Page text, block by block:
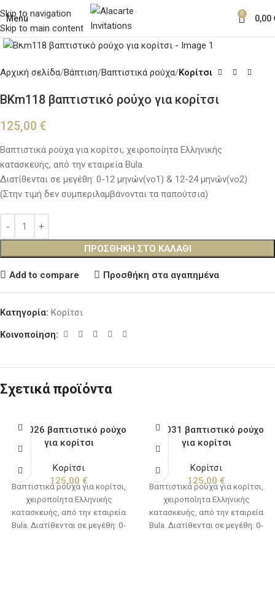
Skip to navigation
Skip to main content
Menu 0 0,00
Κλικ για μεγέθυνση
Αρχική σελίδα Βάπτιση Βαπτιστικά ρούχα Κορίτσι
BKm118 βαπτιστικό ρούχο για κορίτσι
125,00 €
Βαπτιστικά ρούχα για κορίτσι, χειροποίητα Ελληνικής
κατασκευής, από την εταιρεία Bula.
Διατίθενται σε μεγέθη: 0-12 μηνών(νο1) & 12-24 μηνών(νο2)
(Στην τιμή δεν συμπεριλαμβάνονται τα παπούτσια)
ΠΡΟΣΘΉΚΗ ΣΤΟ ΚΑΛΆΘΙ
Add to compare Προσθήκη στα αγαπημένα
Κατηγορία: Κορίτσι
Κοινοποίηση:
Σχετικά προϊόντα
BKe026 βαπτιστικό ρούχο
για κορίτσι
Κορίτσι
125,00 €
Βαπτιστικά ρούχα για κορίτσι,
χειροποίητα Ελληνικής
κατασκευής, από την εταιρεία
Bula. Διατίθενται σε μεγέθη: 0-
BKe031 βαπτιστικό ρούχο
για κορίτσι
Κορίτσι
125,00 €
Βαπτιστικά ρούχα για κορίτσι,
χειροποίητα Ελληνικής
κατασκευής, από την εταιρεία
Bula. Διατίθενται σε μεγέθη: 0-